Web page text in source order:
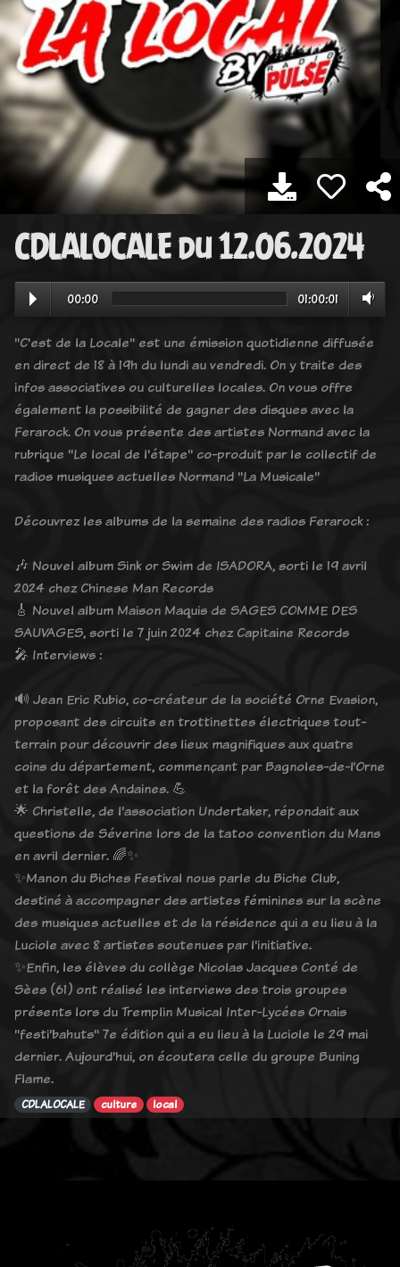
CDLALOCALE du 12.06.2024
00:00 01:00:01
"C'est de la Locale" est une émission quotidienne diffusée
en direct de 18 à 19h du lundi au vendredi. On y traite des
infos associatives ou culturelles locales. On vous offre
également la possibilité de gagner des disques avec la
Ferarock. On vous présente des artistes Normand avec la
rubrique "Le local de l'étape" co-produit par le collectif de
radios musiques actuelles Normand "La Musicale"
Découvrez les albums de la semaine des radios Ferarock :
🎶 Nouvel album Sink or Swim de ISADORA, sorti le 19 avril
2024 chez Chinese Man Records
🎸 Nouvel album Maison Maquis de SAGES COMME DES
SAUVAGES, sorti le 7 juin 2024 chez Capitaine Records
🎤 Interviews :
🔊 Jean Eric Rubio, co-créateur de la société Orne Evasion,
proposant des circuits en trottinettes électriques tout-
terrain pour découvrir des lieux magnifiques aux quatre
coins du département, commençant par Bagnoles-de-l’Orne
et la forêt des Andaines. 💪
🌟 Christelle, de l'association Undertaker, répondait aux
questions de Séverine lors de la tatoo convention du Mans
en avril dernier. 🌈✨
✨Manon du Biches Festival nous parle du Biche Club,
destiné à accompagner des artistes féminines sur la scène
des musiques actuelles et de la résidence qui a eu lieu à la
Luciole avec 8 artistes soutenues par l'initiative.
✨Enfin, les élèves du collège Nicolas Jacques Conté de
Sèes (61) ont réalisé les interviews des trois groupes
présents lors du Tremplin Musical Inter-Lycées Ornais
"festi'bahuts" 7e édition qui a eu lieu à la Luciole le 29 mai
dernier. Aujourd'hui, on écoutera celle du groupe Buning
Flame.
CDLALOCALE culture local